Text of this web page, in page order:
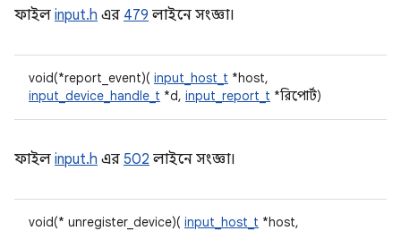
ফাইল input.h এর 479 লাইনে সংজ্ঞা।
void(*report_event)( input_host_t *host,
input_device_handle_t *d, input_report_t *রিপোর্ট)
ফাইল input.h এর 502 লাইনে সংজ্ঞা।
void(* unregister_device)( input_host_t *host,